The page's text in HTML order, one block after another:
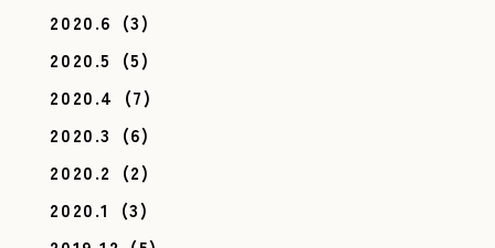
2020.6 (3)
2020.5 (5)
2020.4 (7)
2020.3 (6)
2020.2 (2)
2020.1
(3)